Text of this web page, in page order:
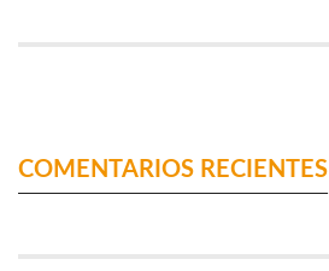
COMENTARIOS RECIENTES